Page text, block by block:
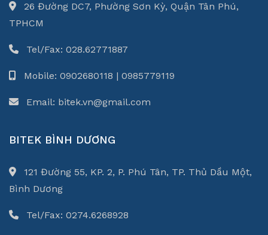
26 Đường DC7, Phường Sơn Kỳ, Quận Tân Phú,
TPHCM
Tel/Fax: 028.62771887
Mobile: 0902680118 | 0985779119
Email: bitek.vn@gmail.com
BITEK BÌNH DƯƠNG
121 Đường 55, KP. 2, P. Phú Tân, TP. Thủ Dầu Một,
Bình Dương
Tel/Fax: 0274.6268928